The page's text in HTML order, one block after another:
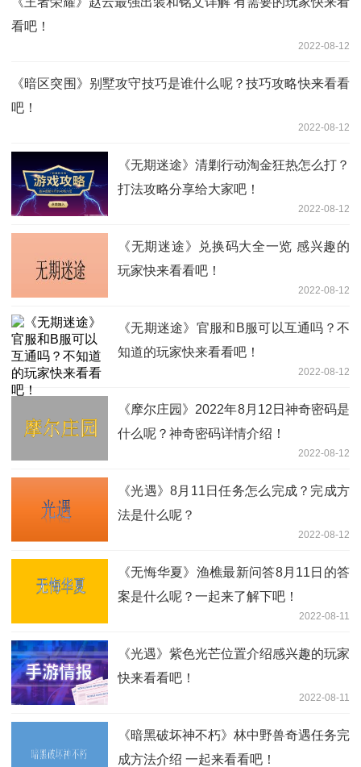
看吧！
2022-08-12
《暗区突围》别墅攻守技巧是谁什么呢？技巧攻略快来看看
吧！
2022-08-12
《无期迷途》清剿行动淘金狂热怎么打？
打法攻略分享给大家吧！
2022-08-12
《无期迷途》兑换码大全一览 感兴趣的
玩家快来看看吧！
2022-08-12
《无期迷途》官服和B服可以互通吗？不
知道的玩家快来看看吧！
2022-08-12
《摩尔庄园》2022年8月12日神奇密码是
什么呢？神奇密码详情介绍！
2022-08-12
《光遇》8月11日任务怎么完成？完成方
法是什么呢？
2022-08-12
《无悔华夏》渔樵最新问答8月11日的答
案是什么呢？一起来了解下吧！
2022-08-11
《光遇》紫色光芒位置介绍感兴趣的玩家
快来看看吧！
2022-08-11
《暗黑破坏神不朽》林中野兽奇遇任务完
成方法介绍 一起来看看吧！